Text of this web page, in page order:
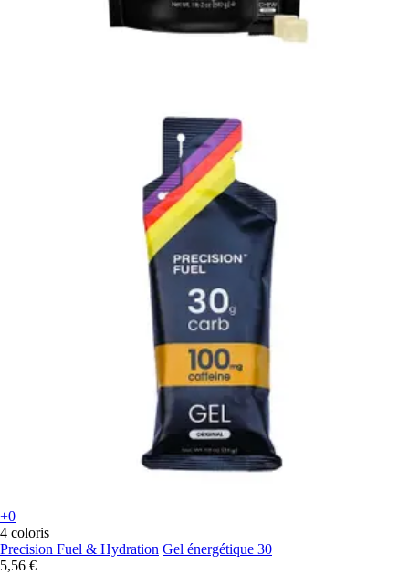
+0
4 coloris
Precision Fuel & Hydration Gel énergétique 30
5,56 €